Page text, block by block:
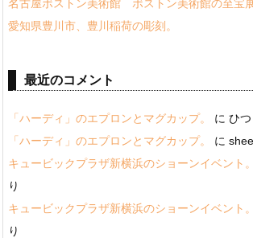
名古屋ボストン美術館 ボストン美術館の至宝
愛知県豊川市、豊川稲荷の彫刻。
最近のコメント
「ハーディ」のエプロンとマグカップ。 に ひ
「ハーディ」のエプロンとマグカップ。
に
キュービックプラザ新横浜のショーンイベント。
り
キュービックプラザ新横浜のショーンイベント。
り